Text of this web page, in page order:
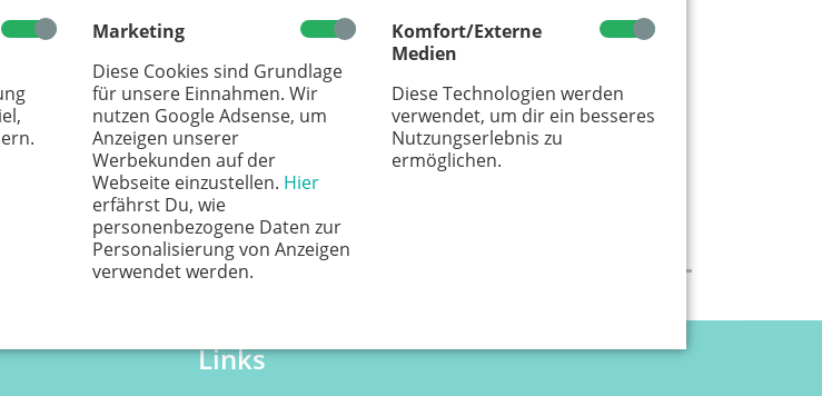
Marketing
Diese Cookies sind Grundlage
für unsere Einnahmen. Wir
nutzen Google Adsense, um
Anzeigen unserer
Werbekunden auf der
Webseite einzustellen. Hier
erfährst Du, wie
personenbezogene Daten zur
Personalisierung von Anzeigen
verwendet werden.
Komfort/Externe
Medien
Diese Technologien werden
verwendet, um dir ein besseres
Nutzungserlebnis zu
ermöglichen.
17.10.2026
08:00 - 18:00 Uhr
Bonner Rheinaue
Bonn
Links